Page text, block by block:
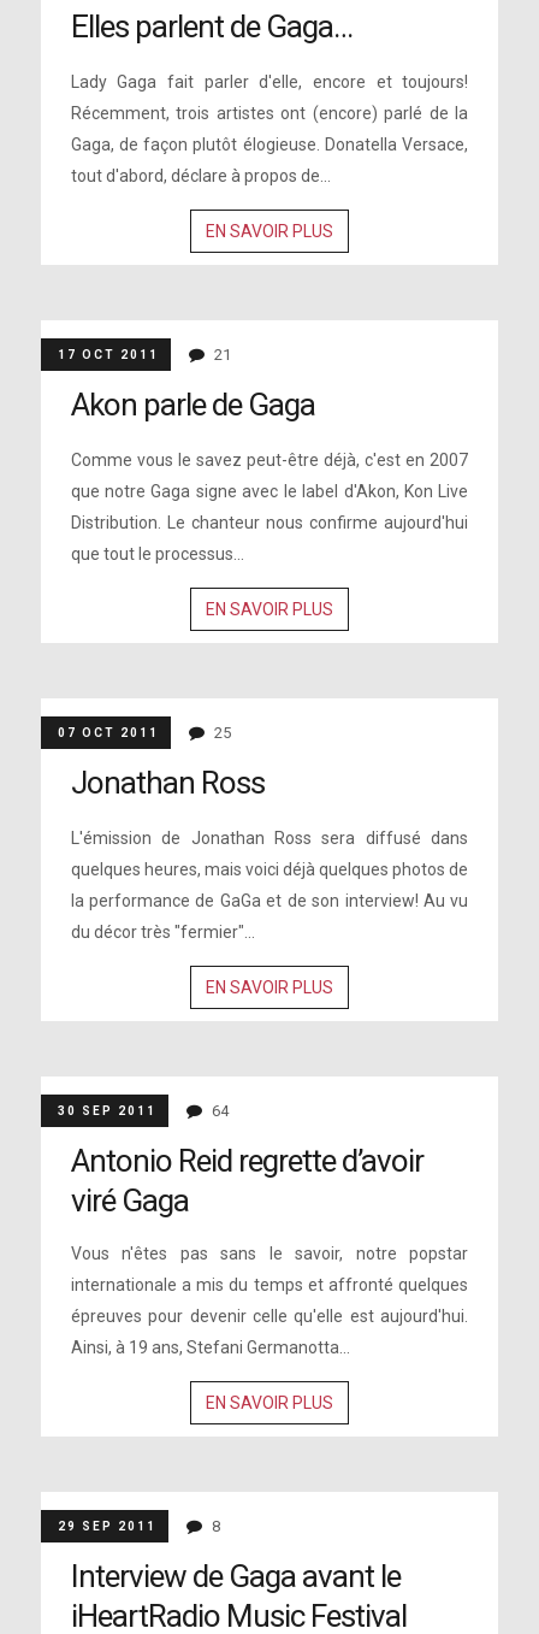
Elles parlent de Gaga…
Lady Gaga fait parler d'elle, encore et toujours!
Récemment, trois artistes ont (encore) parlé de la
Gaga, de façon plutôt élogieuse. Donatella Versace,
tout d'abord, déclare à propos de...
EN SAVOIR PLUS
17 OCT 2011 21
Akon parle de Gaga
Comme vous le savez peut-être déjà, c'est en 2007
que notre Gaga signe avec le label d'Akon, Kon Live
Distribution. Le chanteur nous confirme aujourd'hui
que tout le processus...
EN SAVOIR PLUS
07 OCT 2011 25
Jonathan Ross
L'émission de Jonathan Ross sera diffusé dans
quelques heures, mais voici déjà quelques photos de
la performance de GaGa et de son interview! Au vu
du décor très "fermier"...
EN SAVOIR PLUS
30 SEP 2011 64
Antonio Reid regrette d’avoir
viré Gaga
Vous n'êtes pas sans le savoir, notre popstar
internationale a mis du temps et affronté quelques
épreuves pour devenir celle qu'elle est aujourd'hui.
Ainsi, à 19 ans, Stefani Germanotta...
EN SAVOIR PLUS
29 SEP 2011 8
Interview de Gaga avant le
iHeartRadio Music Festival